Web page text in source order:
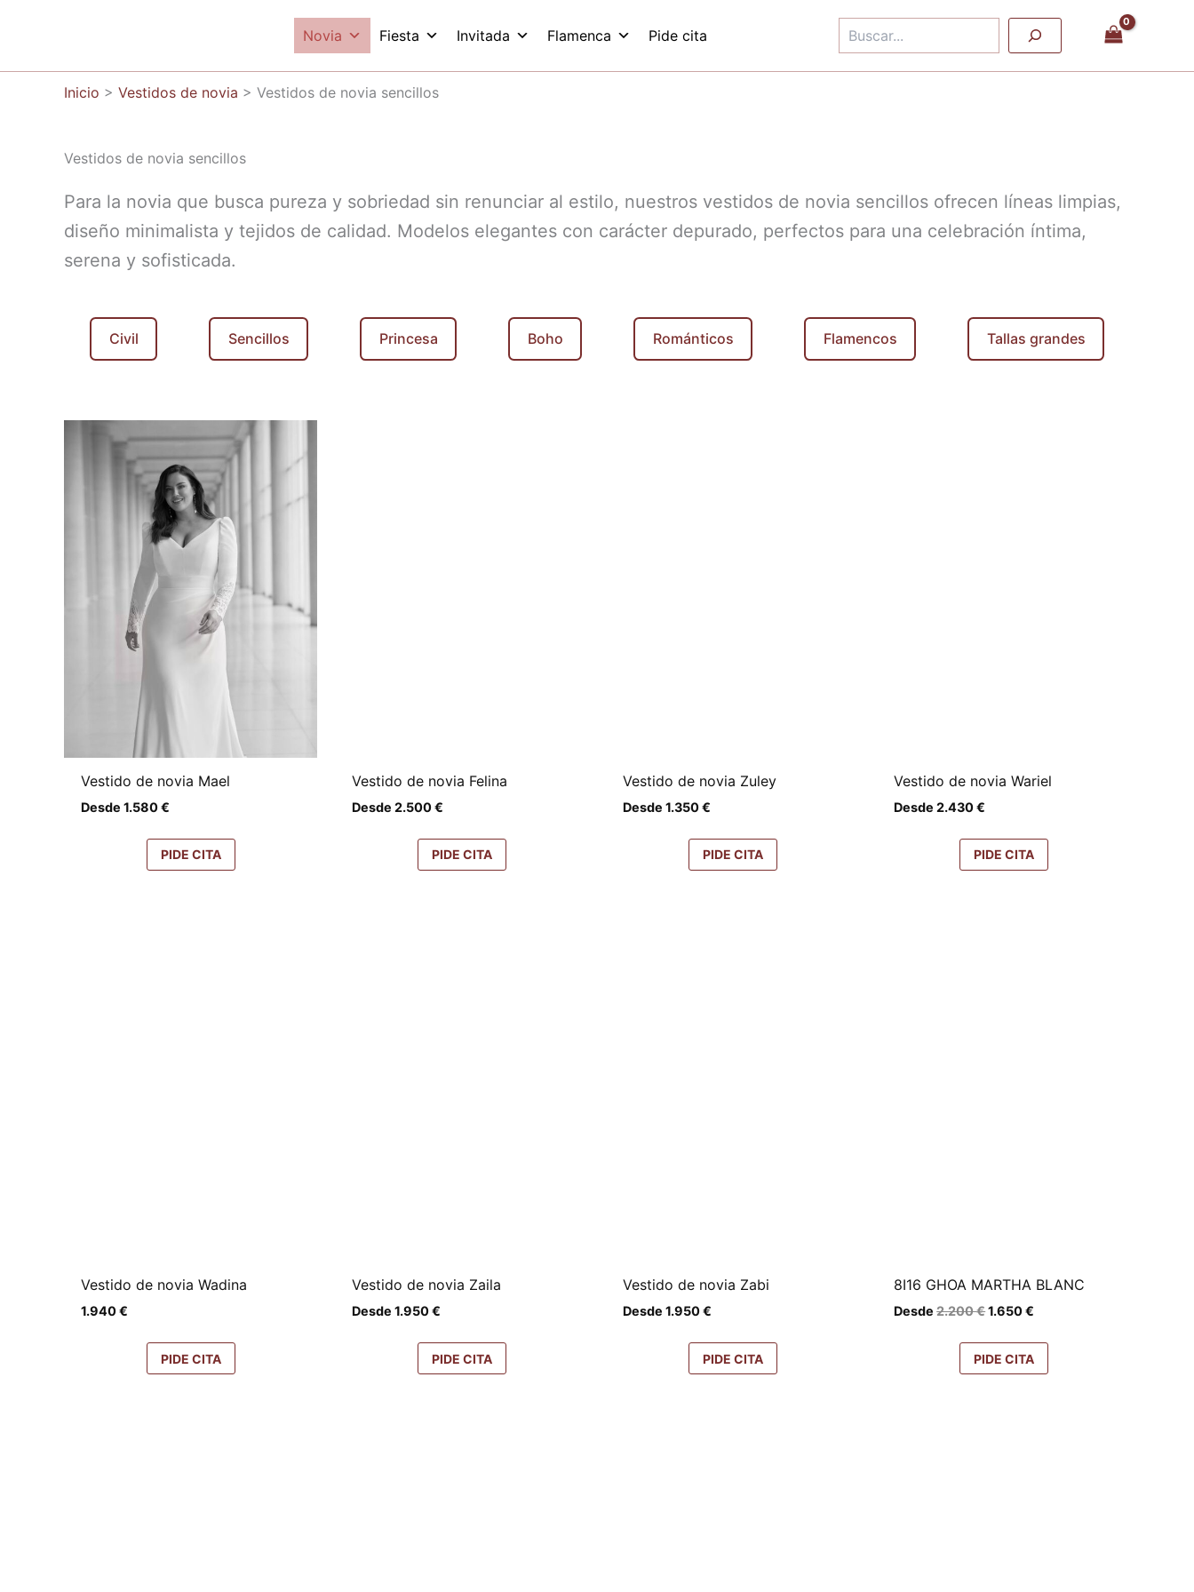
Novia Fiesta Invitada Flamenca Pide cita
Inicio > Vestidos de novia > Vestidos de novia sencillos
Vestidos de novia sencillos
Para la novia que busca pureza y sobriedad sin renunciar al estilo, nuestros vestidos de novia sencillos ofrecen líneas limpias,
diseño minimalista y tejidos de calidad. Modelos elegantes con carácter depurado, perfectos para una celebración íntima,
serena y sofisticada.
Civil Sencillos Princesa Boho Románticos Flamencos Tallas grandes
Vestido de novia Mael
Desde1.580€
PIDE CITA
Vestido de novia Felina
Desde2.500€
PIDE CITA
Vestido de novia Zuley
Desde1.350€
PIDE CITA
Vestido de novia Wariel
Desde2.430€
PIDE CITA
Vestido de novia Wadina
1.940€
PIDE CITA
Vestido de novia Zaila
Desde1.950€
PIDE CITA
Vestido de novia Zabi
Desde1.950€
PIDE CITA
8I16 GHOA MARTHA BLANC
Desde2.200€El
original
era:
2.200 €.
1.650€
actual
es:
1.650 €.
PIDE CITA